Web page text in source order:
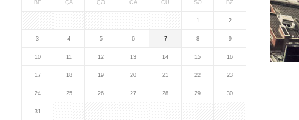
BE ÇA ÇƏ CA CÜ ŞƏ BZ
1 2
3 4 5 6 7 8 9
10 11 12 13 14 15 16
17 18 19 20 21 22 23
24 25 26 27 28 29 30
31